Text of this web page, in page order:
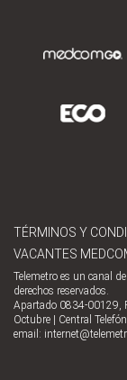
TÉRMINOS Y
VACANTES
Telemetro es un canal
derechos reservados.
Apartado 0834-00129,
Octubre | Central
email: